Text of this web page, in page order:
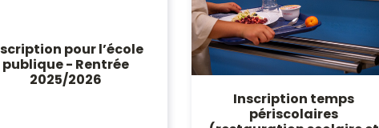
pour l’école
publique - Rentrée
2025/2026
Inscription temps
périscolaires